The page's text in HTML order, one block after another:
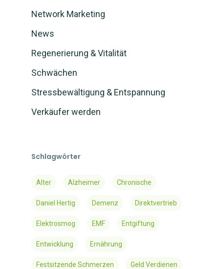
Network Marketing
News
Regenerierung & Vitalität
Schwächen
Stressbewältigung & Entspannung
Verkäufer werden
Schlagwörter
Alter Alzheimer Chronische
Daniel Hertig Demenz Direktvertrieb
Elektrosmog EMF Entgiftung
Entwicklung Ernährung
Festsitzende Schmerzen Geld Verdienen